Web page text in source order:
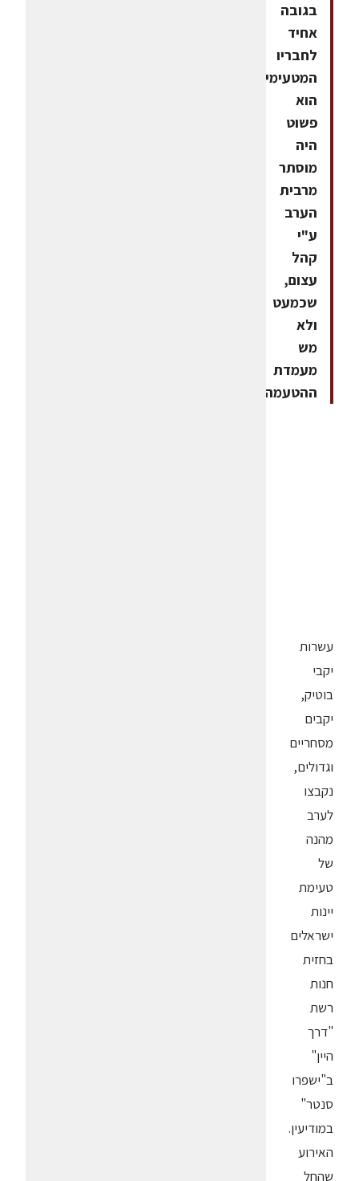
בגובה
אחיד
לחבריו
המטעימים;
הוא
פשוט
היה
מוסתר
מרבית
הערב
ע"י
קהל
עצום,
שכמעט
ולא
מש
מעמדת
ההטעמה
עשרות
יקבי
בוטיק,
יקבים
מסחריים
וגדולים,
נקבצו
לערב
מהנה
של
טעימת
יינות
ישראלים
בחזית
חנות
רשת
"דרך
היין"
ב"ישפרו
סנטר"
במודיעין.
האירוע
שהחל